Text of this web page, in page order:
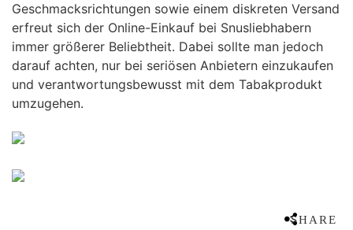
Geschmacksrichtungen sowie einem diskreten Versand
erfreut sich der Online-Einkauf bei Snusliebhabern
immer größerer Beliebtheit. Dabei sollte man jedoch
darauf achten, nur bei seriösen Anbietern einzukaufen
und verantwortungsbewusst mit dem Tabakprodukt
umzugehen.
SHARE